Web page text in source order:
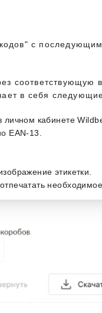
с
в себя
личном кабинете
EAN-13.
этикетки.